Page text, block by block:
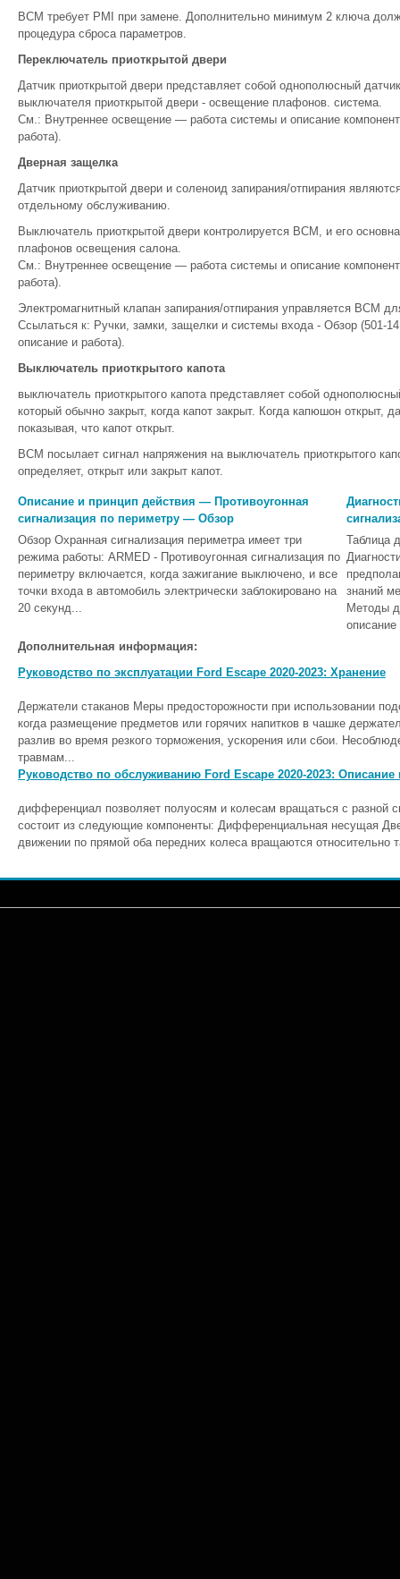
BCM требует PMI при замене. Дополнительно минимум 2 ключа
процедура сброса параметров.
Переключатель приоткрытой двери
Датчик приоткрытой двери представляет собой однополюсный
выключателя приоткрытой двери - освещение плафонов. система.
См.: Внутреннее освещение — работа системы и описание
работа).
Дверная защелка
Датчик приоткрытой двери и соленоид запирания/отпирания
отдельному обслуживанию.
Выключатель приоткрытой двери контролируется BCM, и его
плафонов освещения салона.
См.: Внутреннее освещение — работа системы и описание
работа).
Электромагнитный клапан запирания/отпирания управляется BCM
Ссылаться к: Ручки, замки, защелки и системы входа - Обзор (501-
описание и работа).
Выключатель приоткрытого капота
выключатель приоткрытого капота представляет собой
который обычно закрыт, когда капот закрыт. Когда капюшон открыт,
показывая, что капот открыт.
BCM посылает сигнал напряжения на выключатель приоткрытого
определяет, открыт или закрыт капот.
Описание и принцип действия — Противоугонная
сигнализация по периметру — Обзор
Обзор Охранная сигнализация периметра имеет три
режима работы: ARMED - Противоугонная сигнализация по
периметру включается, когда зажигание выключено, и все
точки входа в автомобиль электрически заблокировано на
20 секунд...
Таблица
знаний
Методы
описание
Дополнительная информация:
Руководство по эксплуатации Ford Escape 2020-2023: Хранение
Держатели стаканов Меры предосторожности при использовании
когда размещение предметов или горячих напитков в чашке
разлив во время резкого торможения, ускорения или сбои.
травмам...
Руководство по обслуживанию Ford Escape 2020-2023:
дифференциал позволяет полуосям и колесам вращаться с разной
состоит из следующие компоненты: Дифференциальная несущая
движении по прямой оба передних колеса вращаются относительно